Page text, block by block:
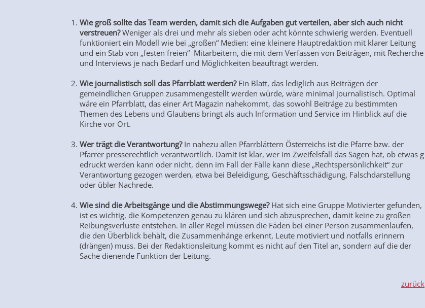
Wie groß sollte das Team werden, damit sich die Aufgaben gut verteilen, aber sich auch nicht
verstreuen?Weniger als drei und mehr als sieben oder acht könnte schwierig werden. Eventuell
funktioniert ein Modell wie bei „großen“ Medien: eine kleinere Hauptredaktion mit klarer Leitung
und ein Stab von „festen freien“ Mitarbeitern, die mit dem Verfassen von Beiträgen, mit Recherche
und Interviews je nach Bedarf und Möglichkeiten beauftragt werden.
Wie journalistisch soll das Pfarrblatt werden? Ein Blatt, das lediglich aus Beiträgen der
gemeindlichen Gruppen zusammengestellt werden würde, wäre minimal journalistisch. Optimal
wäre ein Pfarrblatt, das einer Art Magazin nahekommt, das sowohl Beiträge zu bestimmten
Themen des Lebens und Glaubens bringt als auch Information und Service im Hinblick auf die
Kirche vor Ort.
Wer trägt die Verantwortung? In nahezu allen Pfarrblättern Österreichs ist die Pfarre bzw. der
Pfarrer presserechtlich verantwortlich. Damit ist klar, wer im Zweifelsfall das Sagen hat, ob etwas g
edruckt werden kann oder nicht, denn im Fall der Fälle kann diese „Rechtspersönlichkeit“ zur
Verantwortung gezogen werden, etwa bei Beleidigung, Geschäftsschädigung, Falschdarstellung
oder übler Nachrede.
Wie sind die Arbeitsgänge und die Abstimmungswege?Hat sich eine Gruppe Motivierter gefunden,
ist es wichtig, die Kompetenzen genau zu klären und sich abzusprechen, damit keine zu großen
Reibungsverluste entstehen. In aller Regel müssen die Fäden bei einer Person zusammenlaufen,
die den Überblick behält, die Zusammenhänge erkennt, Leute motiviert und notfalls erinnern
(drängen) muss. Bei der Redaktionsleitung kommt es nicht auf den Titel an, sondern auf die der
Sache dienende Funktion der Leitung.
zurück